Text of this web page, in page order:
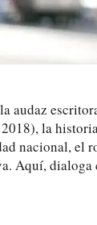
audaz
la
nacional, el
Aquí,